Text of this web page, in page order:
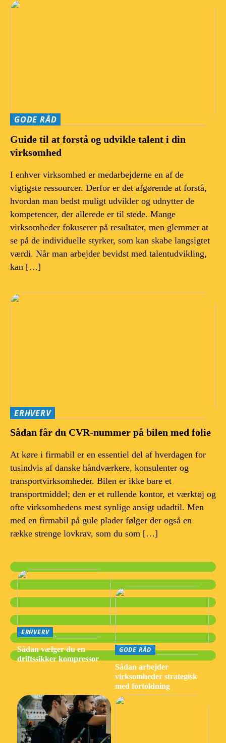
GODE RÅD
Guide til at forstå og udvikle talent i din
virksomhed
I enhver virksomhed er medarbejderne en af de
vigtigste ressourcer. Derfor er det afgørende at forstå,
hvordan man bedst muligt udvikler og udnytter de
kompetencer, der allerede er til stede. Mange
virksomheder fokuserer på resultater, men glemmer at
se på de individuelle styrker, som kan skabe langsigtet
værdi. Når man arbejder bevidst med talentudvikling,
kan […]
ERHVERV
Sådan får du CVR-nummer på bilen med folie
At køre i firmabil er en essentiel del af hverdagen for
tusindvis af danske håndværkere, konsulenter og
transportvirksomheder. Bilen er ikke bare et
transportmiddel; den er et rullende kontor, et værktøj og
ofte virksomhedens mest synlige ansigt udadtil. Men
med en firmabil på gule plader følger der også en
række strenge lovkrav, som du som […]
ERHVERV
Sådan vælger du en
driftssikker kompressor
GODE RÅD
Sådan arbejder
virksomheder strategisk
med fortoldning